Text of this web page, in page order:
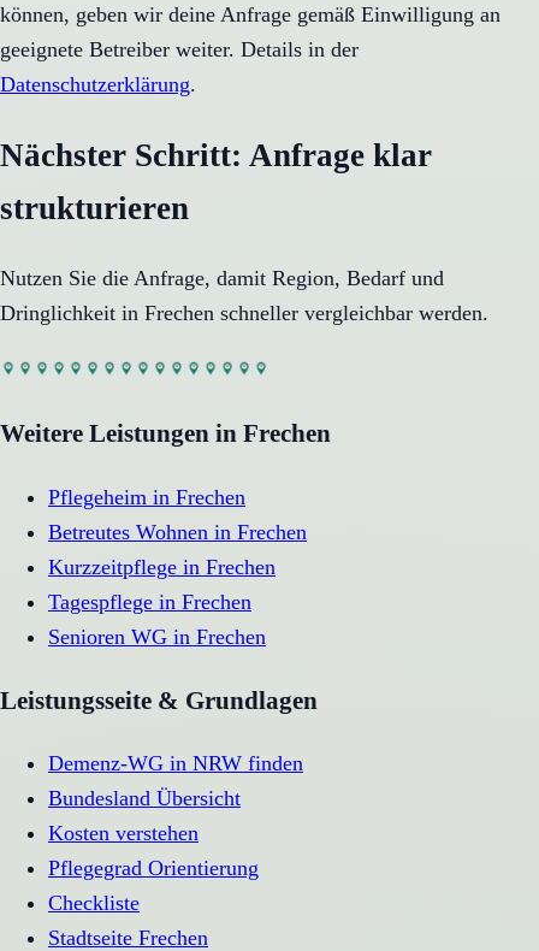
können, geben wir deine Anfrage gemäß Einwilligung an
geeignete Betreiber weiter. Details in der
Datenschutzerklärung.
Nächster Schritt: Anfrage klar
strukturieren
Nutzen Sie die Anfrage, damit Region, Bedarf und
Dringlichkeit in Frechen schneller vergleichbar werden.
Weitere Leistungen in Frechen
Pflegeheim in Frechen
Betreutes Wohnen in Frechen
Kurzzeitpflege in Frechen
Tagespflege in Frechen
Senioren WG in Frechen
Leistungsseite & Grundlagen
Demenz-WG in NRW finden
Bundesland Übersicht
Kosten verstehen
Pflegegrad Orientierung
Checkliste
Stadtseite Frechen